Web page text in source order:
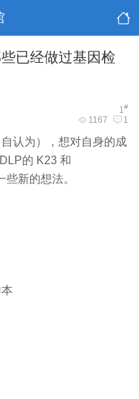
已经做过基因检
1#
1167 1
认为），想对自身的成
的 K23 和
新的想法。